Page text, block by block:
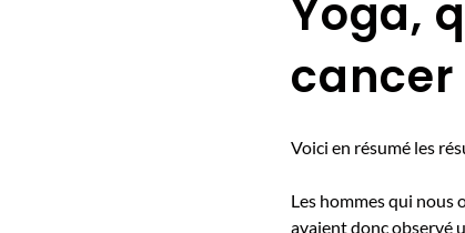
Yoga,
cancer
Voici en résumé les
Les hommes qui nous
avaient donc observé